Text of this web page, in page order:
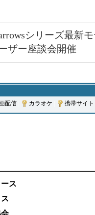
シリーズ最新
ザー座談会開催
配信 カラオケ 携帯サイト
ス